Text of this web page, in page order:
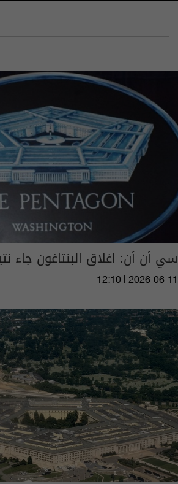
سي أن أن: اغلاق البنتاغون جاء
12:10 | 2026-06-11